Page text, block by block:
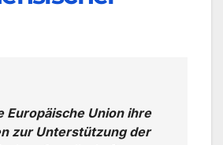
Europäische Union ihre
zur Unterstützung der